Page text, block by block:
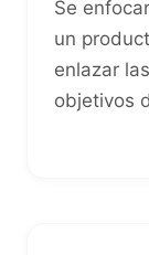
Se
un
enlazar
objetivos